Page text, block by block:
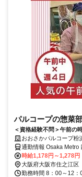
パルコープの惣菜
＜資格経験不問＞午前の
菜売場で調理・商品陳列
おおさかパルコープ粉
通勤情報 Osaka Metro
時給1,178円～1,278円
大阪府大阪市住之江区
勤務時間 8：00～12